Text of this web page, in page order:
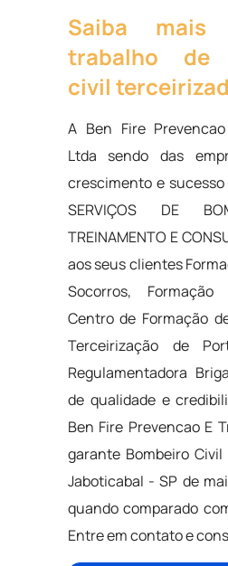
Saiba
trabalho de
civil
A Ben Fire
Ltda sendo das
crescimento e
SERVIÇOS DE
TREINAMENTO E
aos seus clientes
Socorros,
Centro de Formação
Terceirização de
Regulamentadora
de qualidade e
Ben Fire Prevencao E
garante Bombeiro
Jaboticabal - SP de
quando comparado
Entre em contato e